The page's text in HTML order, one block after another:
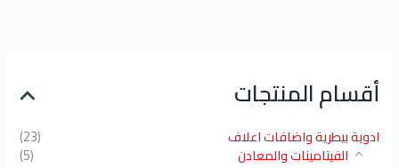
أقسام المنتجات
ادوية بيطرية واضافات اعلاف (23)
الفيتامينات والمعادن
(5)